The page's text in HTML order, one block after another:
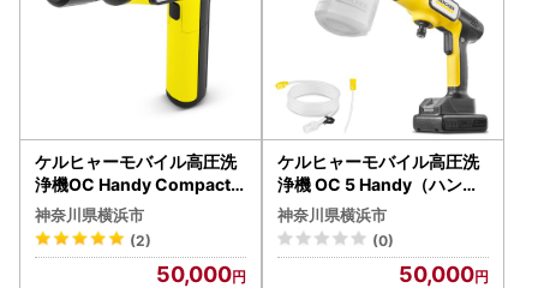
ケルヒャーモバイル高圧洗
浄機OC Handy Compact
（ハンディエア） APV000
7
神奈川県横浜市
(2)
50,000
ケルヒャーモバイル高圧洗
浄機 OC 5 Handy（ハンデ
ィジェット） APV0006
神奈川県横浜市
(0)
50,000